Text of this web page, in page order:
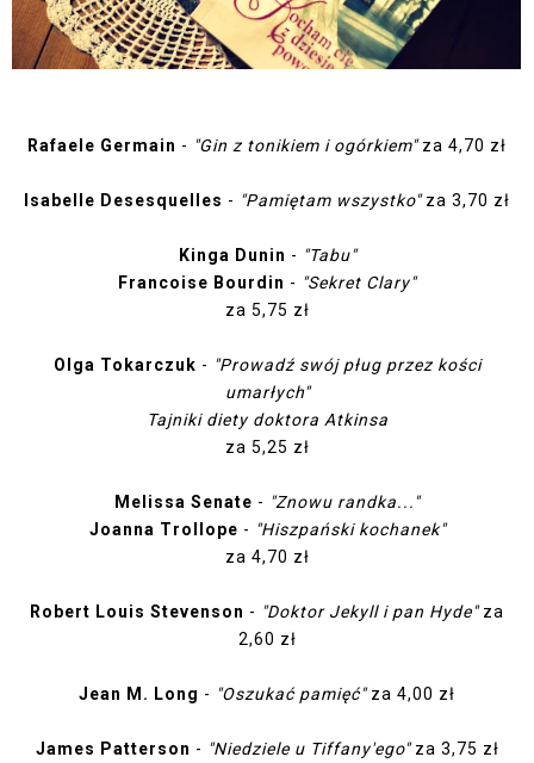
Rafaele Germain - "Gin z tonikiem i ogórkiem"za 4,70 zł
Isabelle Desesquelles - "Pamiętam wszystko"za 3,70 zł
Kinga Dunin - "Tabu"
Francoise Bourdin - "Sekret Clary"
za 5,75 zł
Olga Tokarczuk - "Prowadź swój pług przez kości
umarłych"
Tajniki diety doktora Atkinsa
za 5,25 zł
Melissa Senate - "Znowu randka..."
Joanna Trollope - "Hiszpański kochanek"
za 4,70 zł
Robert Louis Stevenson - "Doktor Jekyll i pan Hyde"za
2,60 zł
Jean M. Long - "Oszukać pamięć"za 4,00 zł
James Patterson - "Niedziele u Tiffany'ego"za 3,75 zł